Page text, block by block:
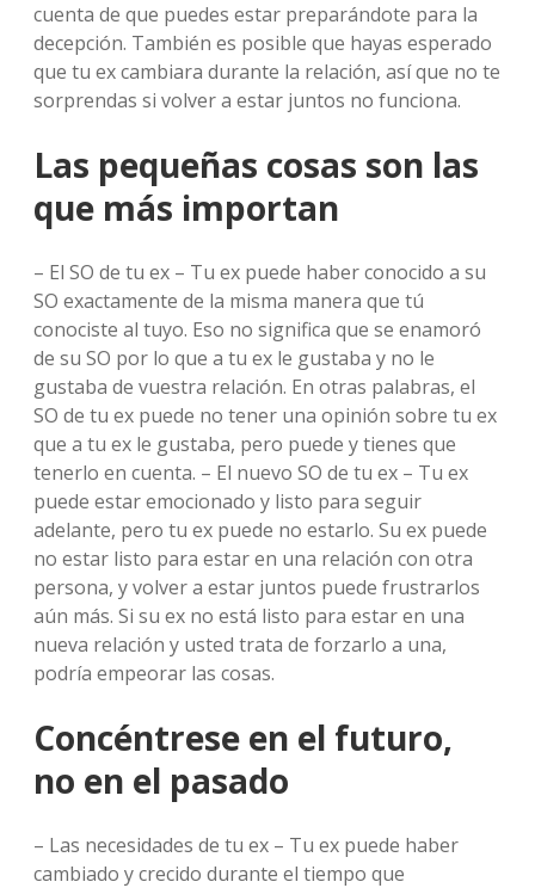
cuenta de que puedes estar preparándote para la
decepción. También es posible que hayas esperado
que tu ex cambiara durante la relación, así que no te
sorprendas si volver a estar juntos no funciona.
Las pequeñas cosas son las
que más importan
– El SO de tu ex – Tu ex puede haber conocido a su
SO exactamente de la misma manera que tú
conociste al tuyo. Eso no significa que se enamoró
de su SO por lo que a tu ex le gustaba y no le
gustaba de vuestra relación. En otras palabras, el
SO de tu ex puede no tener una opinión sobre tu ex
que a tu ex le gustaba, pero puede y tienes que
tenerlo en cuenta. – El nuevo SO de tu ex – Tu ex
puede estar emocionado y listo para seguir
adelante, pero tu ex puede no estarlo. Su ex puede
no estar listo para estar en una relación con otra
persona, y volver a estar juntos puede frustrarlos
aún más. Si su ex no está listo para estar en una
nueva relación y usted trata de forzarlo a una,
podría empeorar las cosas.
Concéntrese en el futuro,
no en el pasado
– Las necesidades de tu ex – Tu ex puede haber
cambiado y crecido durante el tiempo que